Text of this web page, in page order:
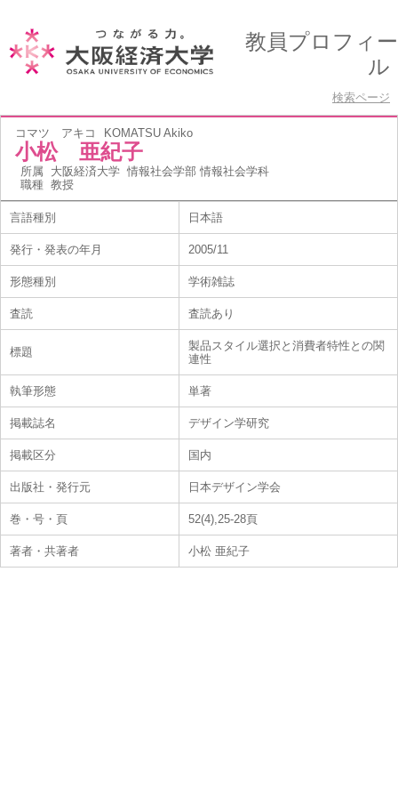
教員プロフィー
ル
検索ページ
コマツ アキコ KOMATSU Akiko
小松 亜紀子
所属 大阪経済大学 情報社会学部 情報社会学科
職種 教授
言語種別 日本語
発行・発表の年月 2005/11
形態種別 学術雑誌
査読 査読あり
標題
製品スタイル選択と消費者特性との関
連性
執筆形態 単著
掲載誌名 デザイン学研究
掲載区分 国内
出版社・発行元 日本デザイン学会
巻・号・頁 52(4),25-28頁
著者・共著者 小松 亜紀子